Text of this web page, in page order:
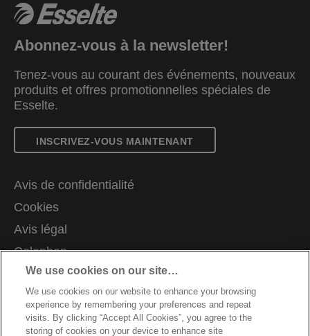
Abonnez-vous à la newsletter!
Tenez-vous au courant des événements, nouveaux
produits et offres promotionnelles spéciales de
Esselte.
INSCRIVEZ-VOUS MAINTENANT
Avis de confidentialité
Cookies
Avis légal
Colophon
Gérer mes données
Support client
Carrières
We use cookies on our site…
We use cookies on our website to enhance your browsing
experience by remembering your preferences and repeat
visits. By clicking “Accept All Cookies”, you agree to the
storing of cookies on your device to enhance site